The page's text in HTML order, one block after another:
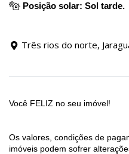
Posição solar: Sol tarde.
Três rios do norte,
Você FELIZ no seu imóvel!
Os valores, condições de
imóveis podem sofrer